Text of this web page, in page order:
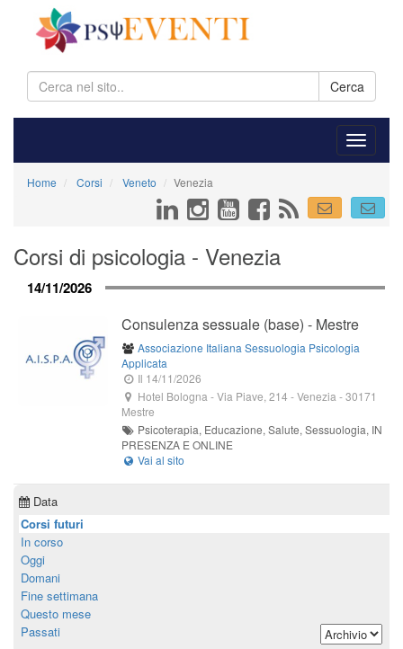
Cerca
Home Corsi Veneto Venezia
Corsi di psicologia - Venezia
14/11/2026
Consulenza sessuale (base) - Mestre
Associazione Italiana Sessuologia Psicologia
Applicata
Il 14/11/2026
Hotel Bologna -Via Piave, 214 -Venezia -30171
Mestre
Psicoterapia, Educazione, Salute, Sessuologia, IN
PRESENZA E ONLINE
Data
Corsi futuri
In corso
Oggi
Domani
Fine settimana
Questo mese
Passati